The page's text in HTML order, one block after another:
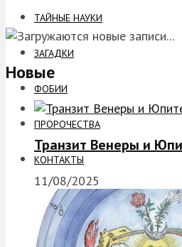
ТАЙНЫЕ НАУКИ
ЗАГАДКИ
ФОБИИ
ПРОРОЧЕСТВА
КОНТАКТЫ
Новые
Транзит Венеры и
11/08/2025